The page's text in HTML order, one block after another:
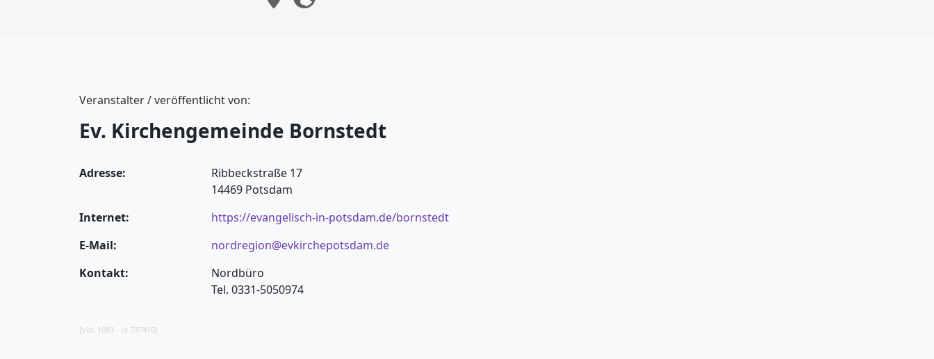
Veranstalter / veröffentlicht von:
Ev. Kirchengemeinde Bornstedt
Adresse:
Ribbeckstraße 17
14469 Potsdam
Internet:
https://evangelisch-in-potsdam.de/bornstedt
E-Mail:
nordregion@evkirchepotsdam.de
Kontakt:
Nordbüro
Tel. 0331-5050974
[vid: 1083 - id 737410]